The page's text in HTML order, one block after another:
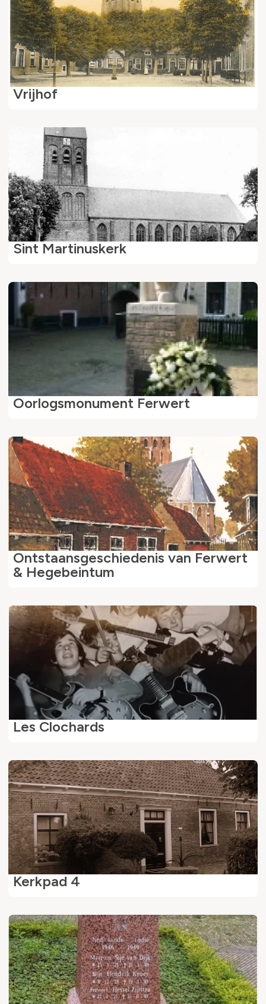
Vrijhof
Sint Martinuskerk
Oorlogsmonument Ferwert
Ontstaansgeschiedenis van Ferwert
& Hegebeintum
Les Clochards
Kerkpad 4